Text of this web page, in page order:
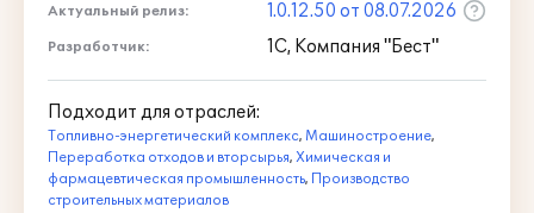
Актуальный релиз: 1.0.12.50 от 08.07.2026
Разработчик: 1С, Компания "Бест"
Подходит для отраслей:
Топливно-энергетический комплекс, Машиностроение,
Переработка отходов и вторсырья, Химическая и
фармацевтическая промышленность, Производство
строительных материалов